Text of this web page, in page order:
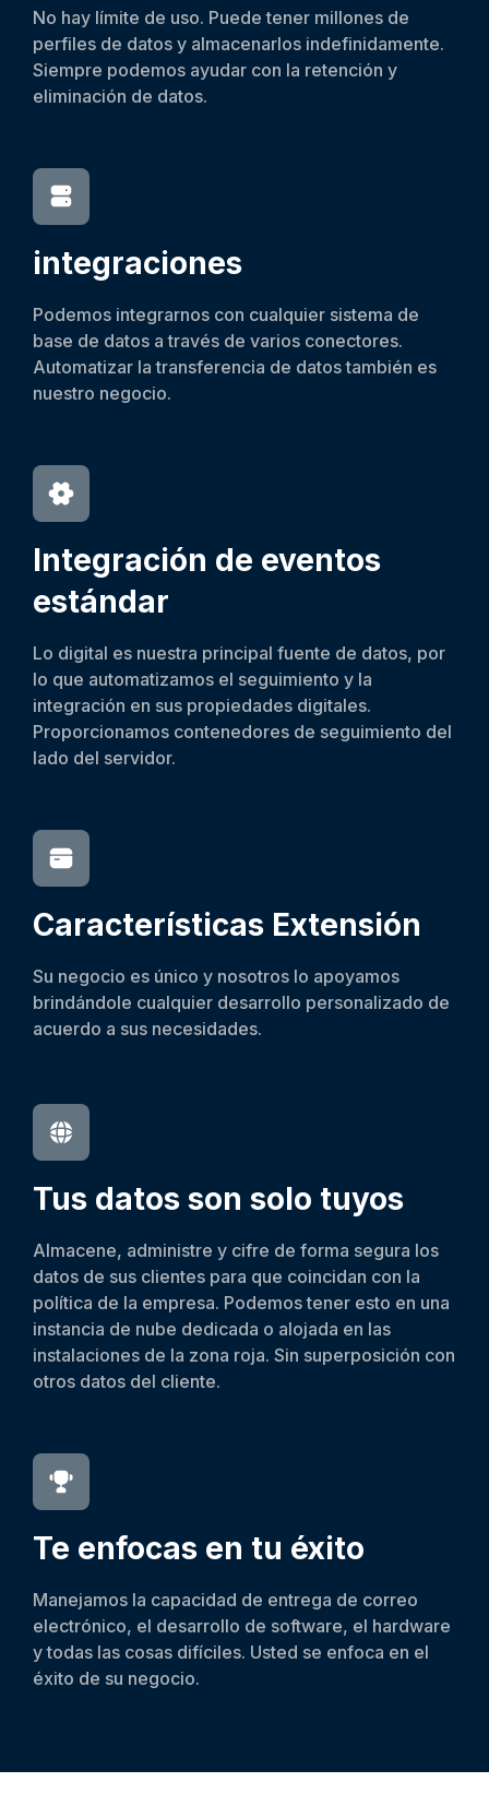
No hay límite de uso. Puede tener millones de
perfiles de datos y almacenarlos indefinidamente.
Siempre podemos ayudar con la retención y
eliminación de datos.
integraciones
Podemos integrarnos con cualquier sistema de
base de datos a través de varios conectores.
Automatizar la transferencia de datos también es
nuestro negocio.
Integración de eventos
estándar
Lo digital es nuestra principal fuente de datos, por
lo que automatizamos el seguimiento y la
integración en sus propiedades digitales.
Proporcionamos contenedores de seguimiento del
lado del servidor.
Características Extensión
Su negocio es único y nosotros lo apoyamos
brindándole cualquier desarrollo personalizado de
acuerdo a sus necesidades.
Tus datos son solo tuyos
Almacene, administre y cifre de forma segura los
datos de sus clientes para que coincidan con la
política de la empresa. Podemos tener esto en una
instancia de nube dedicada o alojada en las
instalaciones de la zona roja. Sin superposición con
otros datos del cliente.
Te enfocas en tu éxito
Manejamos la capacidad de entrega de correo
electrónico, el desarrollo de software, el hardware
y todas las cosas difíciles. Usted se enfoca en el
éxito de su negocio.